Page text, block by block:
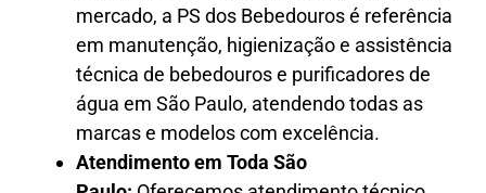
mercado, a PS dos Bebedouros é referência
em manutenção, higienização e assistência
técnica de bebedouros e purificadores de
água em São Paulo, atendendo todas as
marcas e modelos com excelência.
Atendimento em Toda São